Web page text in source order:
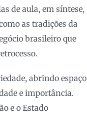
de aula, em síntese,
as tradições da
brasileiro que
abrindo espaço
e importância.
e o Estado